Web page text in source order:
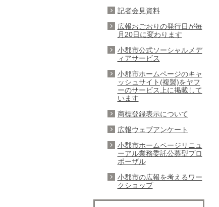
記者会見資料
広報おごおりの発行日が毎
月20日に変わります
小郡市公式ソーシャルメデ
ィアサービス
小郡市ホームページのキャ
ッシュサイト(複製)をヤフ
ーのサービス上に掲載して
います
商標登録表示について
広報ウェブアンケート
小郡市ホームページリニュ
ーアル業務委託公募型プロ
ポーザル
小郡市の広報を考えるワー
クショップ